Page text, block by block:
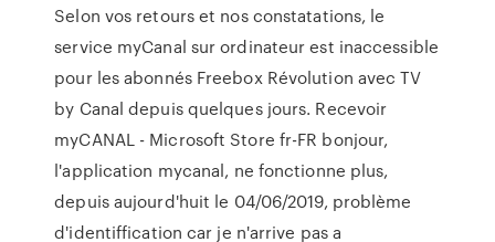
Selon vos retours et nos constatations, le
service myCanal sur ordinateur est inaccessible
pour les abonnés Freebox Révolution avec TV
by Canal depuis quelques jours. Recevoir
myCANAL - Microsoft Store fr-FR bonjour,
l'application mycanal, ne fonctionne plus,
depuis aujourd'huit le 04/06/2019, problème
d'identiffication car je n'arrive pas a